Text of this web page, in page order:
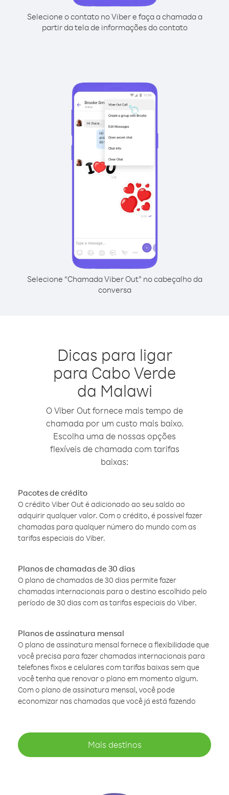
Selecione o contato no Viber e faça a chamada a
partir da tela de informações do contato
Selecione “Chamada Viber Out” no cabeçalho da
conversa
Dicas para ligar
para Cabo Verde
da Malawi
O Viber Out fornece mais tempo de
chamada por um custo mais baixo.
Escolha uma de nossas opções
flexíveis de chamada com tarifas
baixas:
Pacotes de crédito
O crédito Viber Out é adicionado ao seu saldo ao
adquirir qualquer valor. Com o crédito, é possível fazer
chamadas para qualquer número do mundo com as
tarifas especiais do Viber.
Planos de chamadas de 30 dias
O plano de chamadas de 30 dias permite fazer
chamadas internacionais para o destino escolhido pelo
período de 30 dias com as tarifas especiais do Viber.
Planos de assinatura mensal
O plano de assinatura mensal fornece a flexibilidade que
você precisa para fazer chamadas internacionais para
telefones fixos e celulares com tarifas baixas sem que
você tenha que renovar o plano em momento algum.
Com o plano de assinatura mensal, você pode
economizar nas chamadas que você já está fazendo
Mais destinos